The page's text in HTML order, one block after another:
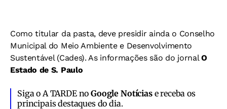
Como titular da pasta, deve presidir ainda o Conselho
Municipal do Meio Ambiente e Desenvolvimento
Sustentável (Cades).As informações são do jornalO
Estado de S. Paulo
Siga o A TARDE noGoogle Notíciase receba os
principais destaques do dia.